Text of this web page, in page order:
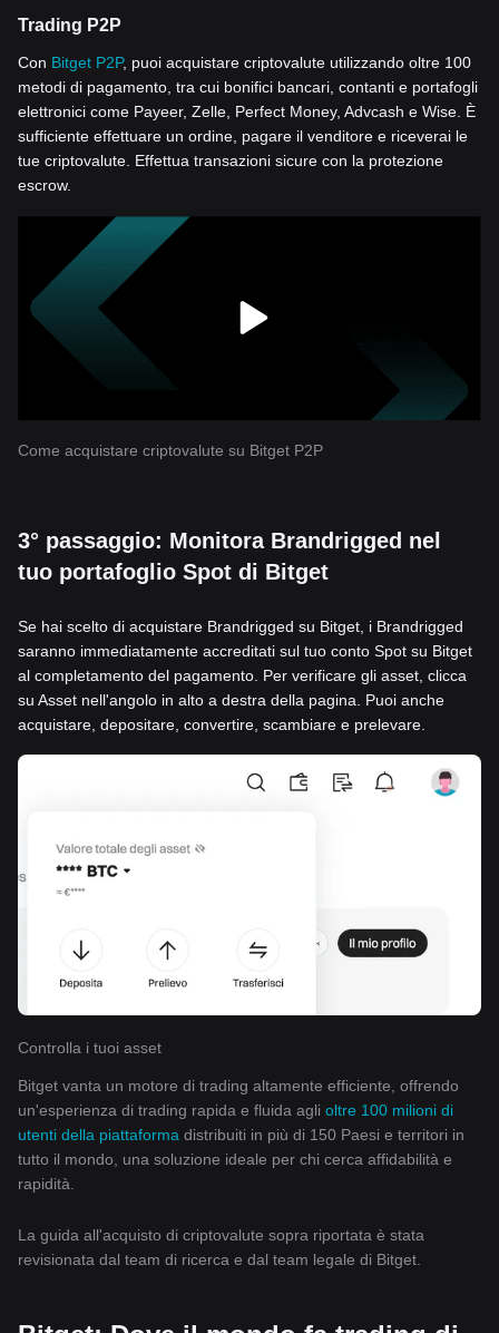
Trading P2P
Con Bitget P2P, puoi acquistare criptovalute utilizzando oltre 100
metodi di pagamento, tra cui bonifici bancari, contanti e portafogli
elettronici come Payeer, Zelle, Perfect Money, Advcash e Wise. È
sufficiente effettuare un ordine, pagare il venditore e riceverai le
tue criptovalute. Effettua transazioni sicure con la protezione
escrow.
Come acquistare criptovalute su Bitget P2P
3° passaggio: Monitora Brandrigged nel
tuo portafoglio Spot di Bitget
Se hai scelto di acquistare Brandrigged su Bitget, i Brandrigged
saranno immediatamente accreditati sul tuo conto Spot su Bitget
al completamento del pagamento. Per verificare gli asset, clicca
su Asset nell'angolo in alto a destra della pagina. Puoi anche
acquistare, depositare, convertire, scambiare e prelevare.
Controlla i tuoi asset
Bitget vanta un motore di trading altamente efficiente, offrendo
un'esperienza di trading rapida e fluida agli oltre 100 milioni di
utenti della piattaforma distribuiti in più di 150 Paesi e territori in
tutto il mondo, una soluzione ideale per chi cerca affidabilità e
rapidità.
La guida all'acquisto di criptovalute sopra riportata è stata
revisionata dal team di ricerca e dal team legale di Bitget.